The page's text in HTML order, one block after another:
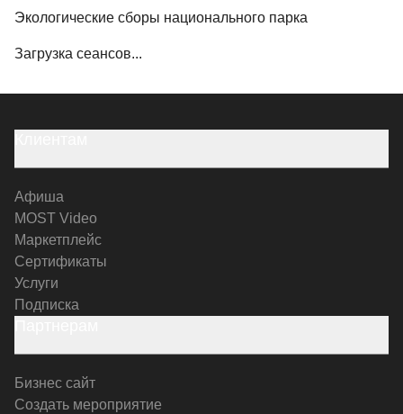
Экологические сборы национального парка
Загрузка сеансов...
Афиша
MOST Video
Маркетплейс
Сертификаты
Услуги
Подписка
Бизнес сайт
Создать мероприятие